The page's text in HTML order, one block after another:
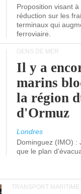
politiciens.
Proposition visant
réduction sur les
terminaux qui
ferroviaire.
GENS DE MER
Il y a
marins
la région
d'Ormuz
Londres
Dominguez (IMO) :
que le plan
TRANSPORT MARITIME